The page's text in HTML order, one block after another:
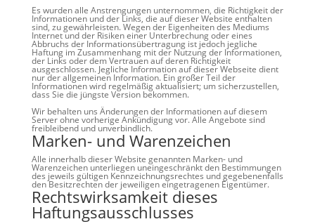
Es wurden alle Anstrengungen unternommen, die Richtigkeit der
Informationen und der Links, die auf dieser Website enthalten
sind, zu gewährleisten. Wegen der Eigenheiten des Mediums
Internet und der Risiken einer Unterbrechung oder eines
Abbruchs der Informationsübertragung ist jedoch jegliche
Haftung im Zusammenhang mit der Nutzung der Informationen,
der Links oder dem Vertrauen auf deren Richtigkeit
ausgeschlossen. Jegliche Information auf dieser Webseite dient
nur der allgemeinen Information. Ein großer Teil der
Informationen wird regelmäßig aktualisiert; um sicherzustellen,
dass Sie die jüngste Version bekommen.
Wir behalten uns Änderungen der Informationen auf diesem
Server ohne vorherige Ankündigung vor. Alle Angebote sind
freibleibend und unverbindlich.
Marken- und Warenzeichen
Alle innerhalb dieser Website genannten Marken- und
Warenzeichen unterliegen uneingeschränkt den Bestimmungen
des jeweils gültigen Kennzeichnungsrechtes und gegebenenfalls
den Besitzrechten der jeweiligen eingetragenen Eigentümer.
Rechtswirksamkeit dieses
Haftungsausschlusses